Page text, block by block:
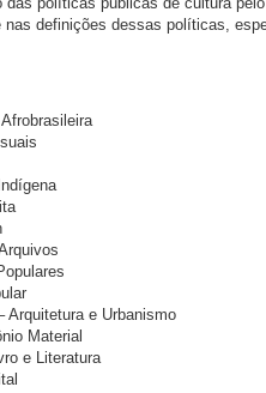
nas definições dessas políticas,
Arquitetura e Urbanismo
Material
e Literatura